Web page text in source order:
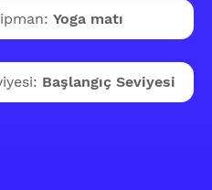
Yoga matı
Başlangıç Seviyesi